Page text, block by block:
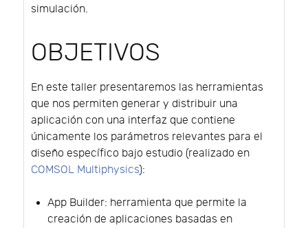
simulación.
OBJETIVOS
En este taller presentaremos las herramientas
que nos permiten generar y distribuir una
aplicación con una interfaz que contiene
únicamente los parámetros relevantes para el
diseño específico bajo estudio (realizado en
COMSOL Multiphysics):
App Builder: herramienta que permite la
creación de aplicaciones basadas en